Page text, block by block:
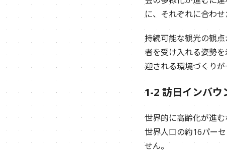
に、それぞれに合わ
持続可能な観光の観
者を受け入れる姿勢
迎される環境づくりが
1-2 訪日インバウ
世界的に高齢化が進
世界人口の約16パー
せん。